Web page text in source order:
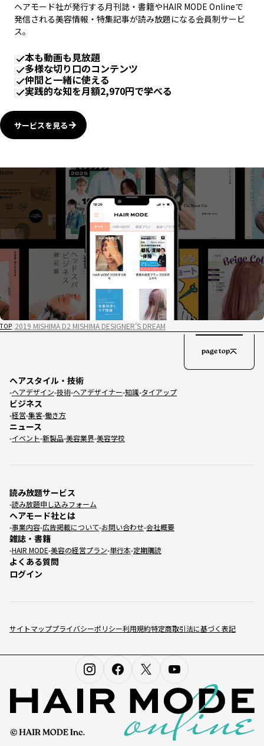
ヘアモード社が発行する月刊誌・書籍やHAIR MODE Onlineで
発信される美容情報・特集記事が読み放題になる会員制サービ
ス。
本も動画も見放題
多様な切り口のコンテンツ
仲間と一緒に使える
実践的な知を月額2,970円で学べる
サービスを見る
TOP 2019 MISHIMA D2 MISHIMA DESIGNER’S DREAM
サイトマッププライバシーポリシー利用規約特定商取引法に基づく表記
ヘアスタイル・技術
ヘアデザイン 技術 ヘアデザイナー 知識 タイアップ
ビジネス
経営 集客 働き方
ニュース
イベント 新製品 美容業界 美容学校
読み放題サービス
読み放題申し込みフォーム
ヘアモード社とは
事業内容 広告掲載について お問い合わせ 会社概要
雑誌・書籍
HAIR MODE 美容の経営プラン 単行本 定期購読
よくある質問
ログイン
page top